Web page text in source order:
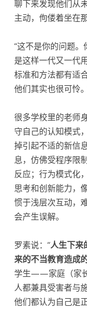
聊下来发现他们从
主动，佝偻着坐在
“这不是你的问题
是这样一代又一代
标准和方法都有适
他们其实也很可怜
很多学校里的老师
守自己的认知模式
掉引起不适的新信
息，仿佛受程序限
反应；‌‌行为模式化‌
思考和创新能力，
惯于浅层次互动，
会产生误解。
罗素说：“人生下来
来的不当教育造成的
学生——家庭（家
人都兼具受害者与
他们都认为自己是